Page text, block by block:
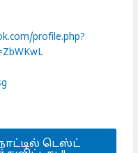
profile.php?
டெஸ்ட்